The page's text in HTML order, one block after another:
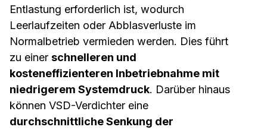
Entlastung erforderlich ist, wodurch
Leerlaufzeiten oder Abblasverluste im
Normalbetrieb vermieden werden. Dies führt
zu einer schnelleren und
kosteneffizienteren Inbetriebnahme mit
niedrigerem Systemdruck. Darüber hinaus
können VSD-Verdichter eine
durchschnittliche Senkung der